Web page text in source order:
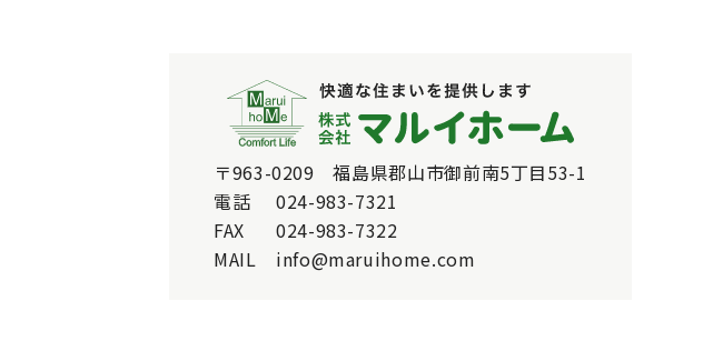
〒963-0209 福島県郡山市御前南5丁目53-1
電話
024-983-7321
FAX
024-983-7322
MAIL
info@maruihome.com